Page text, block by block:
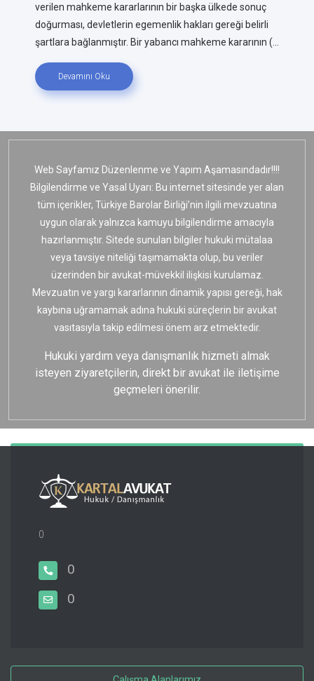
verilen mahkeme kararlarının bir başka ülkede sonuç
doğurması, devletlerin egemenlik hakları gereği belirli
şartlara bağlanmıştır. Bir yabancı mahkeme kararının (...
Devamını Oku
Web Sayfamız Düzenlenme ve Yapım Aşamasındadır!!!!
Bilgilendirme ve Yasal Uyarı: Bu internet sitesinde yer alan
tüm içerikler, Türkiye Barolar Birliği’nin ilgili mevzuatına
uygun olarak yalnızca kamuyu bilgilendirme amacıyla
hazırlanmıştır. Sitede sunulan bilgiler hukuki mütalaa
veya tavsiye niteliği taşımamakta olup, bu veriler
üzerinden bir avukat-müvekkil ilişkisi kurulamaz.
Mevzuatın ve yargı kararlarının dinamik yapısı gereği, hak
kaybına uğramamak adına hukuki süreçlerin bir avukat
vasıtasıyla takip edilmesi önem arz etmektedir.
Hukuki yardım veya danışmanlık hizmeti almak
isteyen ziyaretçilerin, direkt bir avukat ile iletişime
geçmeleri önerilir.
0
0
0